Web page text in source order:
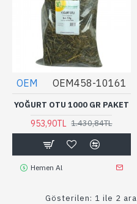
OEM OEM458-10161
YOĞURT OTU 1000 GR PAKET
953,90TL 1.430,84TL
Hemen Al
Gösterilen: 1 ile 2